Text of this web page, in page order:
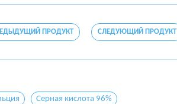
ПРОДУКТ СЛЕДУЮЩИЙ ПРОДУКТ
Серная кислота 96%